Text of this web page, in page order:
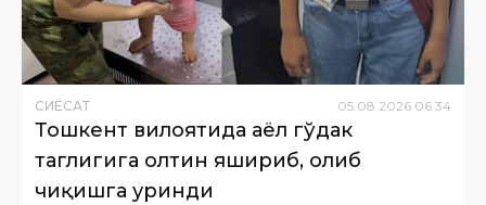
СИËСАТ 05.08.2026 06:34
Тошкент вилоятида аёл гўдак
таглигига олтин яшириб, олиб
чиқишга уринди